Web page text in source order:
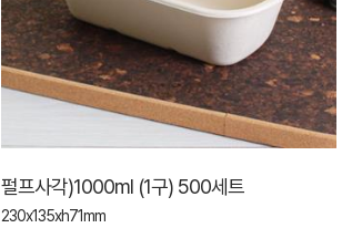
펄프사각)1000ml (1구) 500세트
230x135xh71mm